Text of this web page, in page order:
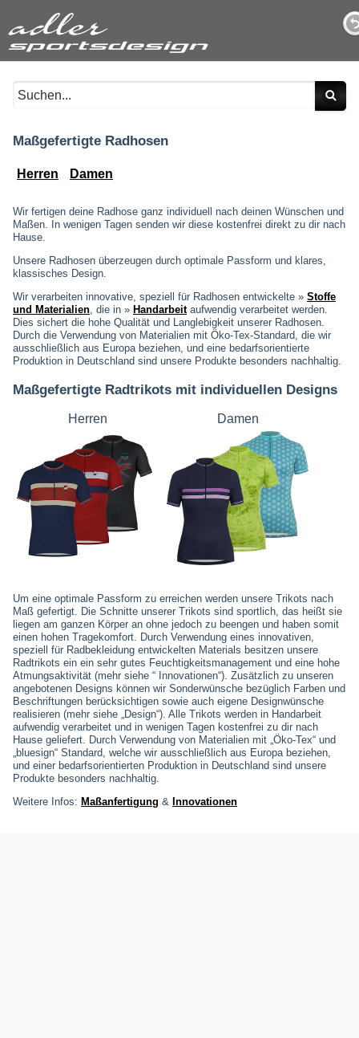
Maßgefertigte Radhosen
Herren Damen
Wir fertigen deine Radhose ganz individuell nach deinen Wünschen und
Maßen. In wenigen Tagen senden wir diese kostenfrei direkt zu dir nach
Hause.
Unsere Radhosen überzeugen durch optimale Passform und klares,
klassisches Design.
Wir verarbeiten innovative, speziell für Radhosen entwickelte » Stoffe
und Materialien, die in » Handarbeitaufwendig verarbeitet werden.
Dies sichert die hohe Qualität und Langlebigkeit unserer Radhosen.
Durch die Verwendung von Materialien mit Öko-Tex-Standard, die wir
ausschließlich aus Europa beziehen, und eine bedarfsorientierte
Produktion in Deutschland sind unsere Produkte besonders nachhaltig.
Maßgefertigte Radtrikots mit individuellen Designs
Herren Damen
Um eine optimale Passform zu erreichen werden unsere Trikots nach
Maß gefertigt. Die Schnitte unserer Trikots sind sportlich, das heißt sie
liegen am ganzen Körper an ohne jedoch zu beengen und haben somit
einen hohen Tragekomfort. Durch Verwendung eines innovativen,
speziell für Radbekleidung entwickelten Materials besitzen unsere
Radtrikots ein ein sehr gutes Feuchtigkeitsmanagement und eine hohe
Atmungsaktivität (mehr siehe “ Innovationen“). Zusätzlich zu unseren
angebotenen Designs können wir Sonderwünsche bezüglich Farben und
Beschriftungen berücksichtigen sowie auch eigene Designwünsche
realisieren (mehr siehe „Design“). Alle Trikots werden in Handarbeit
aufwendig verarbeitet und in wenigen Tagen kostenfrei zu dir nach
Hause geliefert. Durch Verwendung von Materialien mit „Öko-Tex“ und
„bluesign“ Standard, welche wir ausschließlich aus Europa beziehen,
und einer bedarfsorientierten Produktion in Deutschland sind unsere
Produkte besonders nachhaltig.
Weitere Infos: Maßanfertigung & Innovationen